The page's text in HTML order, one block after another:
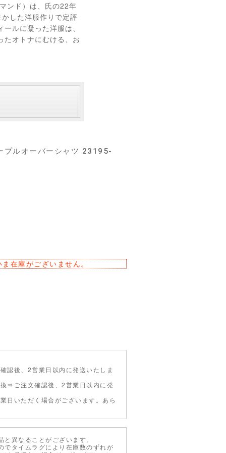
ンド）は、氏の22年
した洋服作りで定評
ルに凝った洋服は、
たオトナにむける、お
プルオーバーシャツ 23195-
在庫がございません。
認後、2営業日以内に発送いたしま
⇒ご注文確認後、2営業日以内に発
日いただく場合がございます。あら
異なることがございます。
でタイムラグにより在庫数のずれが